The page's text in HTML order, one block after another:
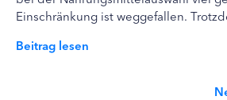
Einschränkung ist weggefallen.
Beitrag lesen